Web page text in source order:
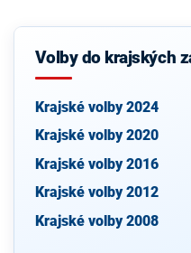
Volby do krajských
Krajské volby 2024
Krajské volby 2020
Krajské volby 2016
Krajské volby 2012
Krajské volby 2008